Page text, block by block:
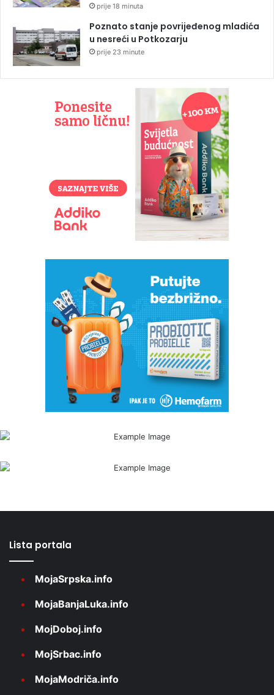
prije 18 minuta
Poznato stanje povrijeđenog mladića
u nesreći u Potkozarju
prije 23 minute
Lista portala
MojaSrpska.info
MojaBanjaLuka.info
MojDoboj.info
MojSrbac.info
MojaModriča.info